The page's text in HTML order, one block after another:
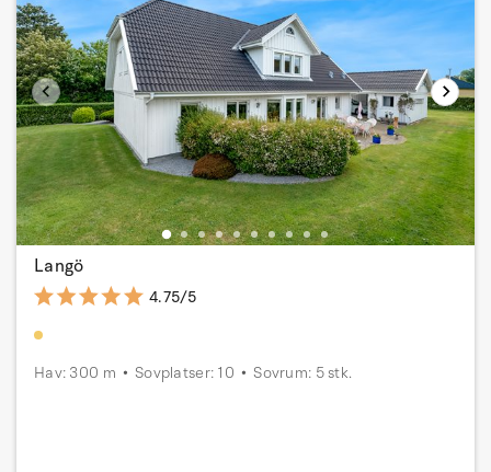
Langö
4.75/5
Hav: 300 m Sovplatser: 10 Sovrum: 5 stk.